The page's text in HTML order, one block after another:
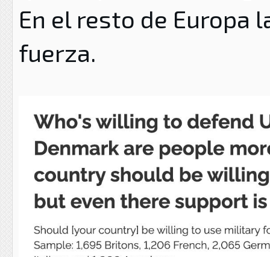
En el resto de Europa
fuerza.